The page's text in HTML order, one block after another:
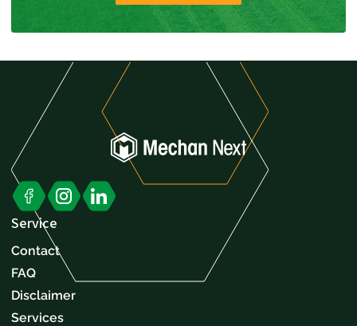
Service
Contact
FAQ
Disclaimer
Services